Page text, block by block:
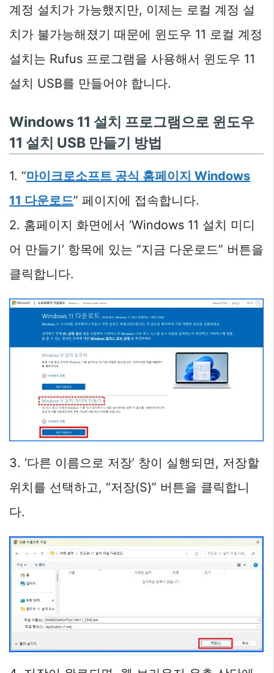
계정 설치가 가능했지만, 이제는 로컬 계정 설
치가 불가능해졌기 때문에 윈도우 11 로컬 계정
설치는 Rufus 프로그램을 사용해서 윈도우 11
설치 USB를 만들어야 합니다.
Windows 11 설치 프로그램으로 윈도우
11 설치 USB 만들기 방법
1. “마이크로소프트 공식 홈페이지 Windows
11 다운로드” 페이지에 접속합니다.
2. 홈페이지 화면에서 ‘Windows 11 설치 미디
어 만들기’ 항목에 있는 “지금 다운로드” 버튼을
클릭합니다.
3. ‘다른 이름으로 저장’ 창이 실행되면, 저장할
위치를 선택하고, “저장(S)” 버튼을 클릭합니
다.